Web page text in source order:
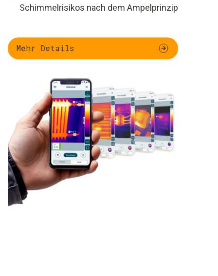
Schimmelrisikos nach dem Ampelprinzip
Mehr Details